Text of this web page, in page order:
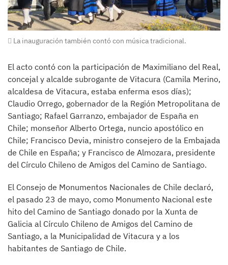
La inauguración también contó con música tradicional.
El acto contó con la participación de Maximiliano del Real,
concejal y alcalde subrogante de Vitacura (Camila Merino,
alcaldesa de Vitacura, estaba enferma esos días);
Claudio Orrego, gobernador de la Región Metropolitana de
Santiago; Rafael Garranzo, embajador de España en
Chile; monseñor Alberto Ortega, nuncio apostólico en
Chile; Francisco Devia, ministro consejero de la Embajada
de Chile en España; y Francisco de Almozara, presidente
del Círculo Chileno de Amigos del Camino de Santiago.
El Consejo de Monumentos Nacionales de Chile declaró,
el pasado 23 de mayo, como Monumento Nacional este
hito del Camino de Santiago donado por la Xunta de
Galicia al Círculo Chileno de Amigos del Camino de
Santiago, a la Municipalidad de Vitacura y a los
habitantes de Santiago de Chile.